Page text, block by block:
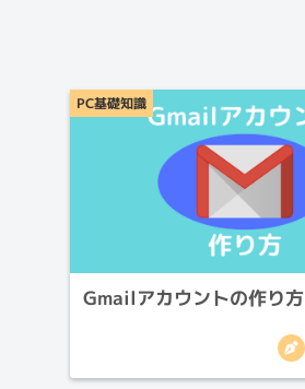
PC基礎知識
Gmailアカウントの作り方